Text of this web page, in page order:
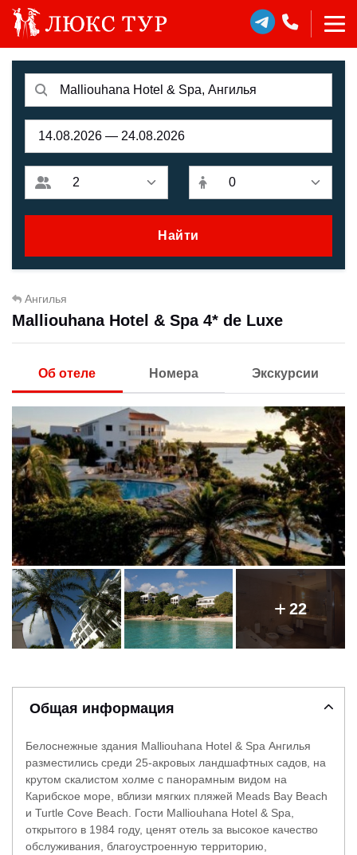
Найти
Ангилья
Malliouhana Hotel & Spa 4* de Luxe
Об отеле Номера Экскурсии
22
Общая информация
Белоснежные здания Malliouhana Hotel & Spa Ангилья
разместились среди 25-акровых ландшафтных садов, на
крутом скалистом холме с панорамным видом на
Карибское море, вблизи мягких пляжей Meads Bay Beach
и Turtle Cove Beach. Гости Malliouhana Hotel & Spa,
открытого в 1984 году, ценят отель за высокое качество
обслуживания, благоустроенную территорию,